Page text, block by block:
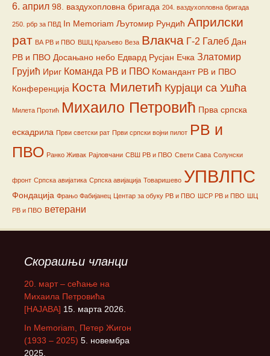
6. април 98. ваздухопловна бригада 204. ваздухопловна бригада
250. рбр за ПВД In Memoriam Љутомир Рундић Априлски
рат ВА РВ и ПВО ВШЦ Краљево Веза Влакча Г-2 Галеб Дан
РВ и ПВО Досањано небо Едвард Русјан Ечка Златомир
Грујић Ириг Команда РВ и ПВО Командант РВ и ПВО
Конференција Коста Милетић Курјаци са Ушћа
Милета Протић Михаило Петровић Прва српска
ескадрила Први светски рат Први српски војни пилот РВ и
ПВО Ранко Живак Рајловчани СВШ РВ и ПВО Свети Сава Солунски
фронт Српска авијатика Српска авијација Товаришево УПВЛПС
Фондација Фрањо Фабијанец Центар за обуку РВ и ПВО ШСР РВ и ПВО ШЦ
РВ и ПВО ветерани
Скорашњи чланци
20. март – сећање на
Михаила Петровића
[НАЈАВА] 15. марта 2026.
In Memoriam, Петер Жигон
(1933 – 2025) 5. новембра
2025.